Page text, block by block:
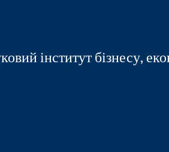
інститут бізнесу,